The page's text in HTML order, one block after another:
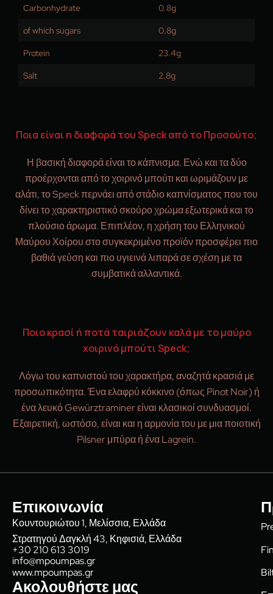
Carbonhydrate
0.8g
of which sugars
0.8g
Protein
23.4g
Salt
2.8g
Ποια είναι η διαφορά του Speck από το Προσούτο;
Η βασική διαφορά είναι το κάπνισμα. Ενώ και τα δύο
προέρχονται από το χοιρινό μπούτι και ωριμάζουν με
αλάτι, το Speck περνάει από στάδιο καπνίσματος που του
δίνει το χαρακτηριστικό σκούρο χρώμα εξωτερικά και το
πλούσιο άρωμα. Επιπλέον, η χρήση του Ελληνικού
Μαύρου Χοίρου στο συγκεκριμένο προϊόν προσφέρει πιο
βαθιά γεύση και πιο υγιεινά λιπαρά σε σχέση με τα
συμβατικά αλλαντικά.
Ποιο κρασί ή ποτά ταιριάζουν καλά με το μαύρο
χοιρινό μπούτι Speck;
Λόγω του καπνιστού του χαρακτήρα, αναζητά κρασιά με
προσωπικότητα. Ένα ελαφρύ κόκκινο (όπως Pinot Noir) ή
ένα λευκό Gewürztraminer είναι κλασικοί συνδυασμοί.
Εξαιρετική, ωστόσο, είναι και η αρμονία του με μια ποιοτική
Pilsner μπύρα ή ένα Lagrein.
Επικοινωνία
Κουντουριώτου 1, Μελίσσια, Ελλάδα
Στρατηγού Δαγκλή 43, Κηφισιά, Ελλάδα
+30 210 613 3019
info@mpoumpas.gr
www.mpoumpas.gr
Ακολουθήστε μας